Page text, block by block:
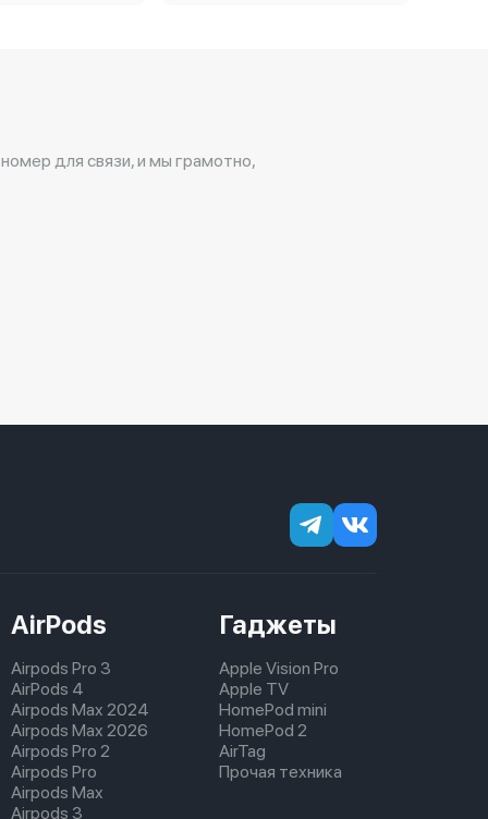
для связи, и мы грамотно,
AirPods
Airpods Pro 3
AirPods 4
Airpods Max 2024
Airpods Max 2026
Airpods Pro 2
Airpods Pro
Airpods Max
Airpods 3
Гаджеты
Apple Vision Pro
Apple TV
HomePod mini
HomePod 2
AirTag
Прочая техника